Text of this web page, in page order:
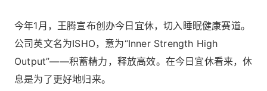
今年1月，王腾宣布创办今日宜休，切入睡眠健康赛道。
公司英文名为ISHO，意为“Inner Strength High
Output”——积蓄精力，释放高效。在今日宜休看来，休
息是为了更好地归来。